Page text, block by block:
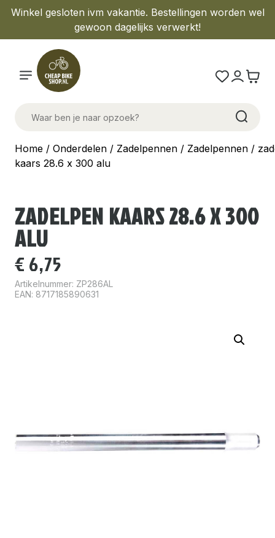
Winkel gesloten ivm vakantie. Bestellingen worden wel
gewoon dagelijks verwerkt!
Home / Onderdelen / Zadelpennen / Zadelpennen /
kaars 28.6 x 300 alu
ZADELPEN KAARS 28.6 X 300
ALU
€ 6,75
Artikelnummer: ZP286AL
EAN: 8717185890631